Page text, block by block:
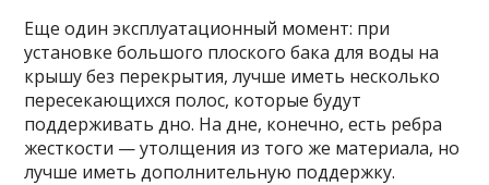
Еще один эксплуатационный момент: при
установке большого плоского бака для воды на
крышу без перекрытия, лучше иметь несколько
пересекающихся полос, которые будут
поддерживать дно. На дне, конечно, есть ребра
жесткости — утолщения из того же материала, но
лучше иметь дополнительную поддержку.